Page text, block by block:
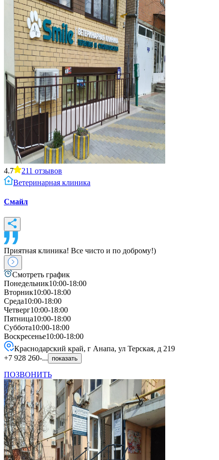
4.7 211 отзывов
Ветеринарная клиника
Смайл
Приятная клиника! Все чисто и по доброму!)
Смотреть график
Понедельник10:00-18:00
Вторник10:00-18:00
Среда10:00-18:00
Четверг10:00-18:00
Пятница10:00-18:00
Суббота10:00-18:00
Воскресенье10:00-18:00
Краснодарский край, г Анапа, ул Терская, д 219
+7 928 260-...
показать
ПОЗВОНИТЬ